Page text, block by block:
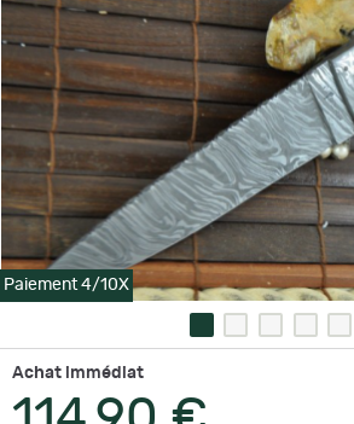
Paiement 4/10X
Achat immédiat